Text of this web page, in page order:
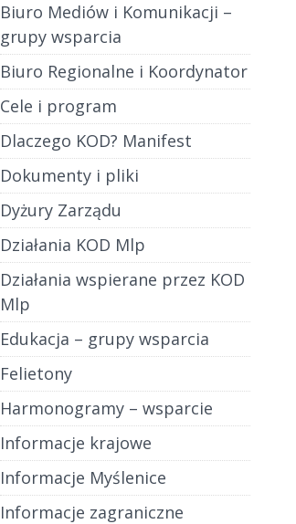
Biuro Mediów i Komunikacji –
grupy wsparcia
Biuro Regionalne i Koordynator
Cele i program
Dlaczego KOD? Manifest
Dokumenty i pliki
Dyżury Zarządu
Działania KOD Mlp
Działania wspierane przez KOD
Mlp
Edukacja – grupy wsparcia
Felietony
Harmonogramy – wsparcie
Informacje krajowe
Informacje Myślenice
Informacje zagraniczne